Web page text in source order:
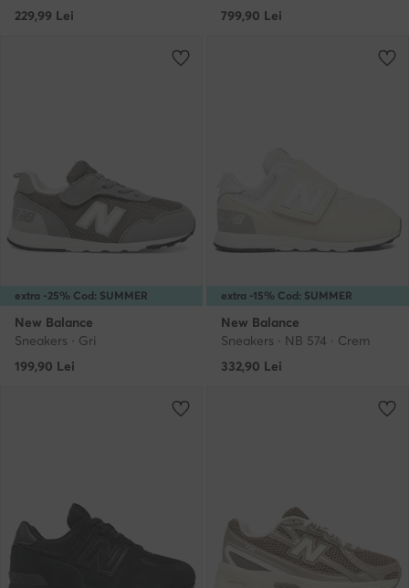
229,99 Lei
799,90 Lei
extra -25% Cod: SUMMER
New Balance
Sneakers · Gri
199,90 Lei
extra -15% Cod: SUMMER
New Balance
Sneakers · NB 574 · Crem
332,90 Lei